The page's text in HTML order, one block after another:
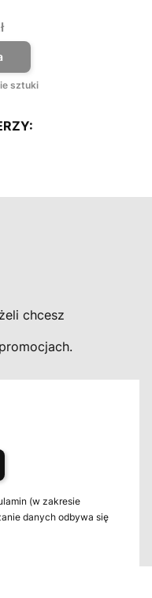
sztuki
chcesz
(w zakresie
danych odbywa się